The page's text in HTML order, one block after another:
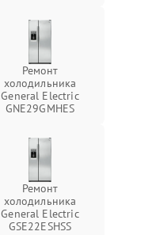
Ремонт
холодильника
General Electric
GNE29GMHES
Ремонт
холодильника
General Electric
GSE22ESHSS